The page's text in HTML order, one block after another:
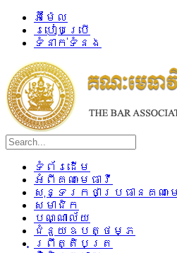
អ៊ីម៉ែល
របៀបប្រើ
ទំនាក់ទំនង
ទំព័រដើម
អំពីគណៈមេធាវី
សុន្ទរកថាប្រធានគណៈម
សមាជិក
បណ្ណាល័យ
ជំនួយឧបត្ថម្ភ
ព្រឹត្តិបត្រ